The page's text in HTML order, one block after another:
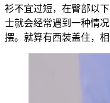
衫不宜过短，在臀部以
士就会经常遇到一种情
摆。就算有西装盖住，相